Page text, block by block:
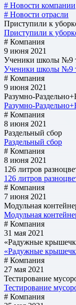
# Новости компании
# Новости отрасли
Приступили к
Приступили к
# Компания
9 июня 2021
Ученики школы №9
Ученики школы №9
# Компания
9 июня 2021
Разумно-
Разумно-
# Компания
8 июня 2021
Раздельный сбор
Раздельный сбор
# Компания
8 июня 2021
126 литров
126 литров
# Компания
7 июня 2021
Модульная
Модульная
# Компания
31 мая 2021
«Радужные
«Радужные
# Компания
27 мая 2021
Тестирование
Тестирование
# Компания